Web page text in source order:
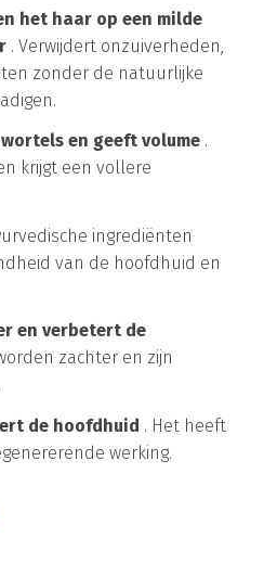
het haar op een milde
. Verwijdert onzuiverheden,
zonder de natuurlijke
en geeft volume .
krijgt een vollere
ingrediënten
van de hoofdhuid en
en verbetert de
zachter en zijn
de hoofdhuid . Het heeft
werking.